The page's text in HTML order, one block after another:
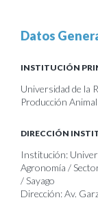
Datos
INSTITUCIÓN
Universidad de la
Producción
DIRECCIÓN
Institución:
Agronomía /
/ Sayago
Dirección: Av.